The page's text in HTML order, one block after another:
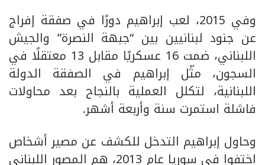
وفي 2015، لعب إبراهيم دورًا في صفقة إفراج
عن جنود لبنانيين بين “جبهة النصرة” والجيش
اللبناني، ضمت 16 عسكريًا مقابل 13 معتقلًا في
السجون، مثّل إبراهيم في الصفقة الدولة
اللبنانية، لتكلل العملية بالنجاح بعد محاولات
فاشلة استمرت سنة وأربعة أشهر.
وحاول إبراهيم التدخل للكشف عن مصير أشخاص
اختفوا في سوريا عام 2013، هم المصور اللبناني